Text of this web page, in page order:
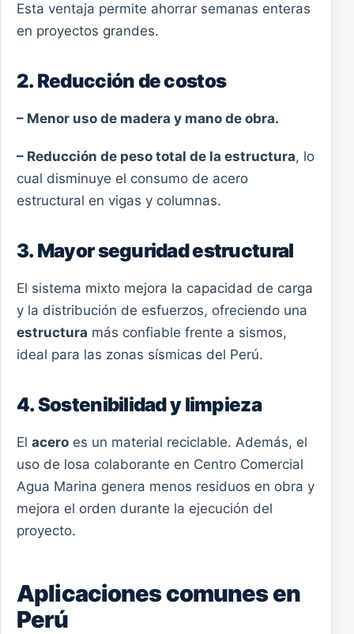
Esta ventaja permite ahorrar semanas enteras
en proyectos grandes.
2. Reducción de costos
– Menor uso de madera y mano de obra.
– Reducción de peso total de la estructura, lo
cual disminuye el consumo de acero
estructural en vigas y columnas.
3. Mayor seguridad estructural
El sistema mixto mejora la capacidad de carga
y la distribución de esfuerzos, ofreciendo una
estructura más confiable frente a sismos,
ideal para las zonas sísmicas del Perú.
4. Sostenibilidad y limpieza
El acero es un material reciclable. Además, el
uso de losa colaborante en Centro Comercial
Agua Marina genera menos residuos en obra y
mejora el orden durante la ejecución del
proyecto.
Aplicaciones comunes en
Perú